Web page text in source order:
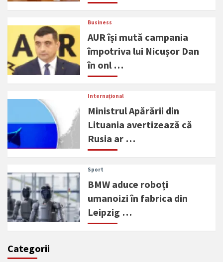
Business
AUR își mută campania
împotriva lui Nicușor Dan
în onl …
Internațional
Ministrul Apărării din
Lituania avertizează că
Rusia ar …
Sport
BMW aduce roboți
umanoizi în fabrica din
Leipzig …
Categorii